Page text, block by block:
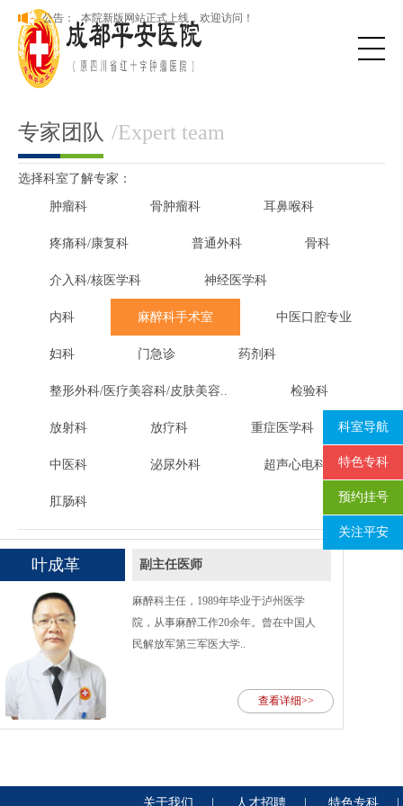
公告：
理
本院新版网站正式上线，欢迎访问！
成都平安医院开展群众身边“可视”“有感”腐败和作风问题专项治
专家团队 /Expert team
选择科室了解专家：
肿瘤科 骨肿瘤科 耳鼻喉科
疼痛科/康复科 普通外科 骨科
介入科/核医学科 神经医学科
内科 麻醉科手术室 中医口腔专业
妇科 门急诊 药剂科
整形外科/医疗美容科/皮肤美容.. 检验科
放射科 放疗科 重症医学科
中医科 泌尿外科 超声心电科
肛肠科
叶成革 副主任医师
麻醉科主任，1989年毕业于泸州医学
院，从事麻醉工作20余年。曾在中国人
民解放军第三军医大学..
查看详细>>
关于我们 人才招聘 特色专科
科室导航
特色专科
预约挂号
关注平安